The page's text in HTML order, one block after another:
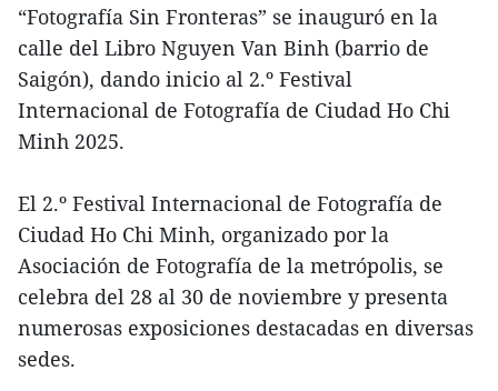
“Fotografía Sin Fronteras” se inauguró en la
calle del Libro Nguyen Van Binh (barrio de
Saigón), dando inicio al 2.º Festival
Internacional de Fotografía de Ciudad Ho Chi
Minh 2025.
El 2.º Festival Internacional de Fotografía de
Ciudad Ho Chi Minh, organizado por la
Asociación de Fotografía de la metrópolis, se
celebra del 28 al 30 de noviembre y presenta
numerosas exposiciones destacadas en diversas
sedes.